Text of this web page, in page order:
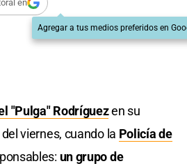
en
Agregar a tus medios preferidos en
"Pulga" Rodríguezen su
viernes, cuando la Policía de
un grupo de